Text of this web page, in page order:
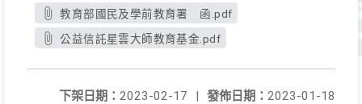
教育部國民及學前教育署 函.pdf
公益信託星雲大師教育基金.pdf
發佈日期： 2023-01-18
下架日期： 2023-02-17
|